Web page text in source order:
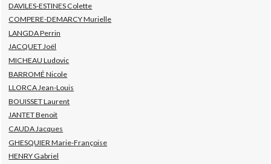
DAVILES-ESTINES Colette
COMPERE-DEMARCY Murielle
LANGDA Perrin
JACQUET Joël
MICHEAU Ludovic
BARROMÉ Nicole
LLORCA Jean-Louis
BOUISSET Laurent
JANTET Benoit
CAUDA Jacques
GHESQUIER Marie-Françoise
HENRY Gabriel